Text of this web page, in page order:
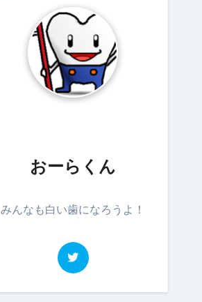
おーらくん
みんなも白い歯になろうよ！